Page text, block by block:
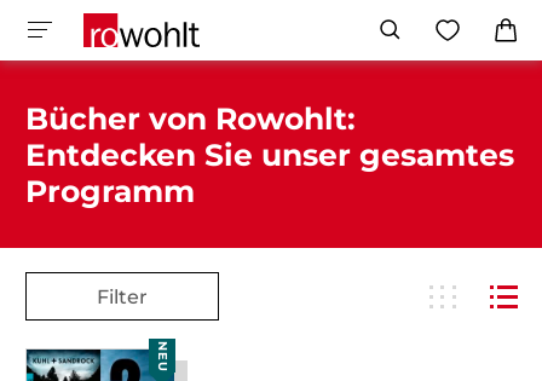
Bücher von Rowohlt:
Entdecken Sie unser gesamtes
Programm
Filter
NEU